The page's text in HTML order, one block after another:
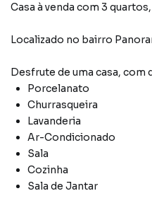
Casa à venda com 3
Localizado no bairro
Desfrute de uma casa, com
Porcelanato
Churrasqueira
Lavanderia
Ar-Condicionado
Sala
Cozinha
Sala de Jantar